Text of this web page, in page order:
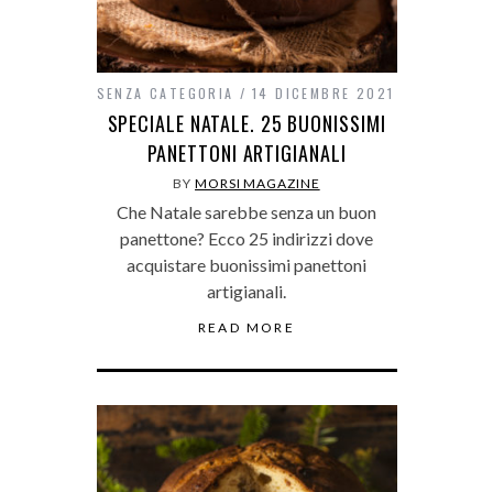
SENZA CATEGORIA 14 DICEMBRE 2021
SPECIALE NATALE. 25 BUONISSIMI
PANETTONI ARTIGIANALI
BYMORSI MAGAZINE
Che Natale sarebbe senza un buon
panettone? Ecco 25 indirizzi dove
acquistare buonissimi panettoni
artigianali.
READ MORE